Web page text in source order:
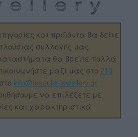
και προϊόντα θα δείτε
συλλογής μας.
θα βρείτε πολλά
μαζί μας στο 210
info@tasoulis-jewellery.gr
να επιλέξετε με
και χαρακτηριστικά